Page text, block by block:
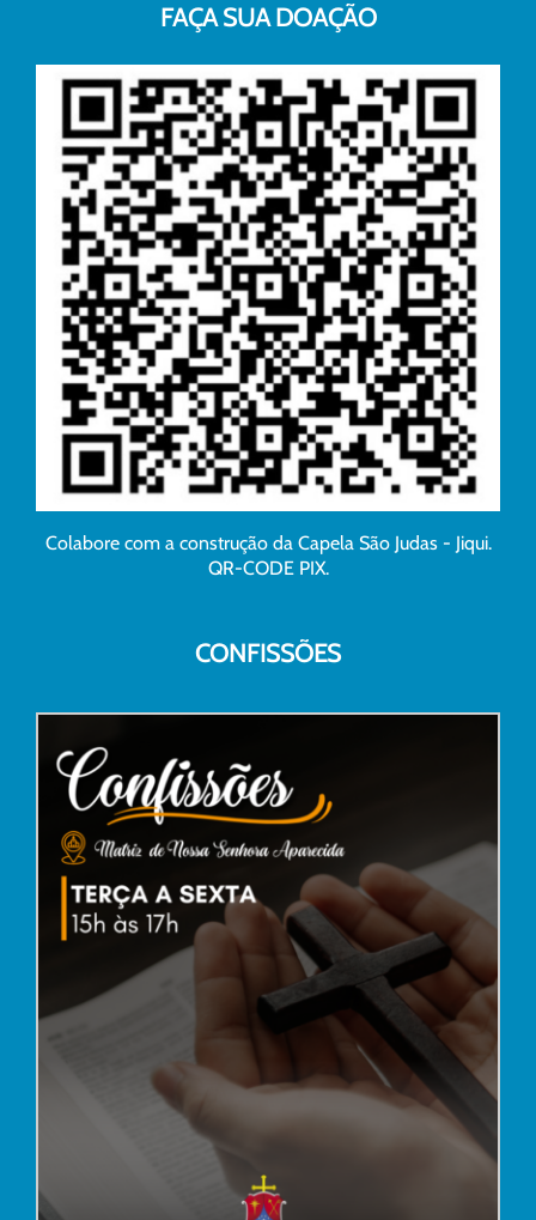
FAÇA SUA DOAÇÃO
Colabore com a construção da Capela São Judas - Jiqui.
QR-CODE PIX.
CONFISSÕES